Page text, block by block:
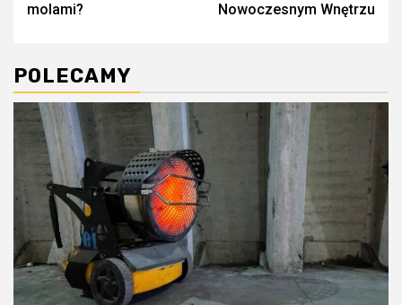
molami?
Nowoczesnym Wnętrzu
POLECAMY